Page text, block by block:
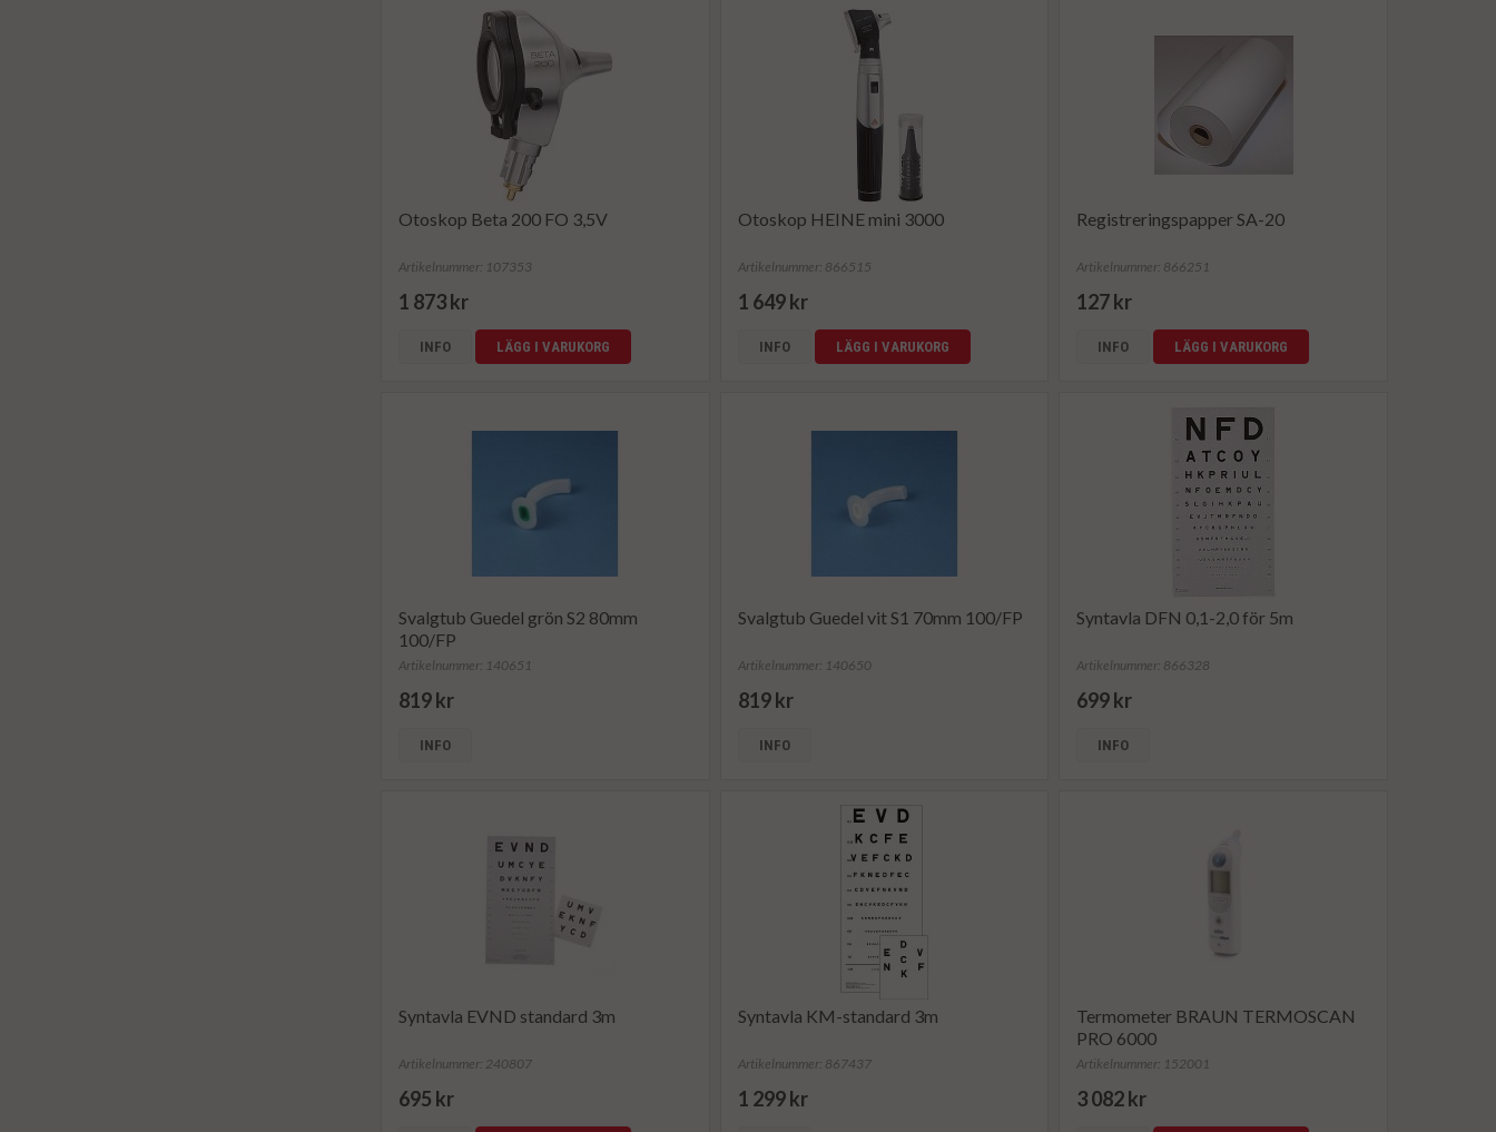
Otoskop Beta 200 FO 3,5V
Artikelnummer: 107353
1 873 kr
INFO LÄGG I VARUKORG
Otoskop HEINE mini 3000
Artikelnummer: 866515
1 649 kr
INFO LÄGG I VARUKORG
Registreringspapper SA-20
Artikelnummer: 866251
127 kr
INFO LÄGG I VARUKORG
Svalgtub Guedel grön S2 80mm
100/FP
Artikelnummer: 140651
819 kr
INFO
Svalgtub Guedel vit S1 70mm 100/FP
Artikelnummer: 140650
819 kr
INFO
Syntavla DFN 0,1-2,0 för 5m
Artikelnummer: 866328
699 kr
INFO
Syntavla EVND standard 3m
Artikelnummer: 240807
695 kr
Syntavla KM-standard 3m
Artikelnummer: 867437
1 299 kr
Termometer BRAUN TERMOSCAN
PRO 6000
Artikelnummer: 152001
3 082 kr